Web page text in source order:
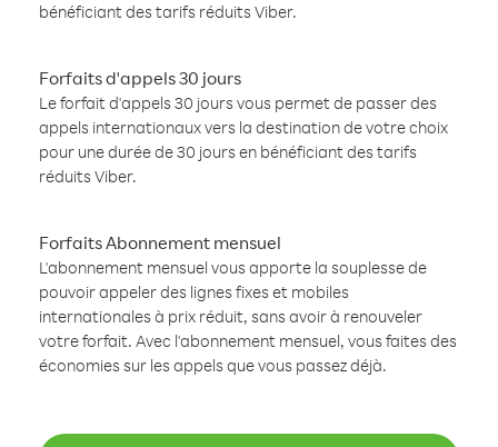
bénéficiant des tarifs réduits Viber.
Forfaits d'appels 30 jours
Le forfait d'appels 30 jours vous permet de passer des
appels internationaux vers la destination de votre choix
pour une durée de 30 jours en bénéficiant des tarifs
réduits Viber.
Forfaits Abonnement mensuel
L'abonnement mensuel vous apporte la souplesse de
pouvoir appeler des lignes fixes et mobiles
internationales à prix réduit, sans avoir à renouveler
votre forfait. Avec l'abonnement mensuel, vous faites des
économies sur les appels que vous passez déjà.